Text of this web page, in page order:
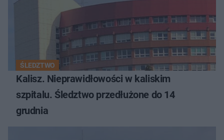
ŚLEDZTWO
Kalisz. Nieprawidłowości w kaliskim
szpitalu. Śledztwo przedłużone do 14
grudnia